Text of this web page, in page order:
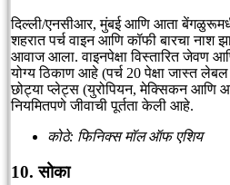
दिल्ली/एनसीआर, मुंबई आणि आता
शहरात पर्च वाइन आणि कॉफी बारचा नाश
आवाज आला. वाइनपेक्षा विस्तारित जेवण
योग्य ठिकाण आहे (पर्च 20 पेक्षा जास्त
छोट्या प्लेट्स (युरोपियन, मेक्सिकन आणि
नियमितपणे जीवाची पूर्तता केली आहे.
कोठे: फिनिक्स मॉल ऑफ एशिय
10. सोका